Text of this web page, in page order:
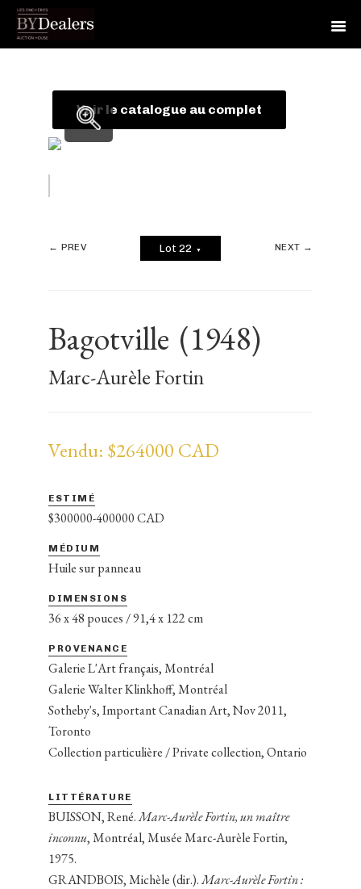
Voir le catalogue au complet
← PREV Lot 22 ▼ NEXT →
Bagotville (1948)
Marc-Aurèle Fortin
Vendu: $264000 CAD
ESTIMÉ
$300000-400000 CAD
MÉDIUM
Huile sur panneau
DIMENSIONS
36 x 48 pouces / 91,4 x 122 cm
PROVENANCE
Galerie L'Art français, Montréal
Galerie Walter Klinkhoff, Montréal
Sotheby's, Important Canadian Art, Nov 2011,
Toronto
Collection particulière / Private collection, Ontario
LITTÉRATURE
BUISSON, René.Marc-Aurèle Fortin, un maître
inconnu, Montréal, Musée Marc-Aurèle Fortin,
1975.
GRANDBOIS, Michèle (dir.).Marc-Aurèle Fortin :